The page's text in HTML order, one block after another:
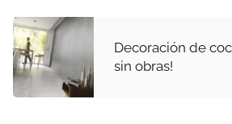
Decoración de
sin obras!